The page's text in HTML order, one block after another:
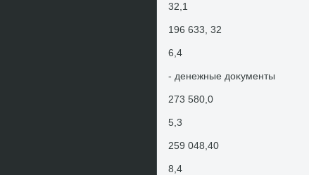
32,1
196 633, 32
6,4
- денежные дοκументы
273 580,0
5,3
259 048,40
8,4